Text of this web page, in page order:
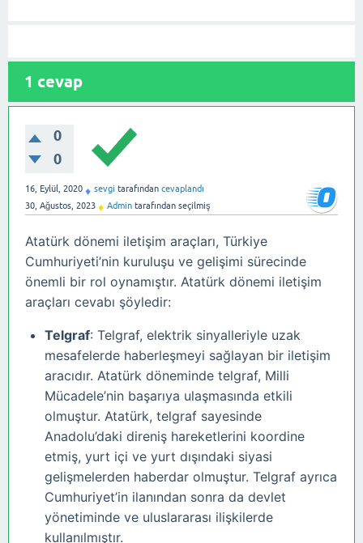
1 cevap
0
0
16, Eylül, 2020 ♦ sevgi tarafından cevaplandı
30, Ağustos, 2023 ♦ Admin tarafından seçilmiş
Atatürk dönemi iletişim araçları, Türkiye
Cumhuriyeti’nin kuruluşu ve gelişimi sürecinde
önemli bir rol oynamıştır. Atatürk dönemi iletişim
araçları cevabı şöyledir:
Telgraf: Telgraf, elektrik sinyalleriyle uzak
mesafelerde haberleşmeyi sağlayan bir iletişim
aracıdır. Atatürk döneminde telgraf, Milli
Mücadele’nin başarıya ulaşmasında etkili
olmuştur. Atatürk, telgraf sayesinde
Anadolu’daki direniş hareketlerini koordine
etmiş, yurt içi ve yurt dışındaki siyasi
gelişmelerden haberdar olmuştur. Telgraf ayrıca
Cumhuriyet’in ilanından sonra da devlet
yönetiminde ve uluslararası ilişkilerde
kullanılmıştır.